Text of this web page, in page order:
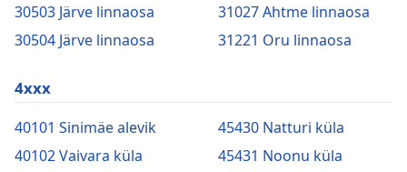
30503 Järve linnaosa
30504 Järve linnaosa
31027 Ahtme linnaosa
31221 Oru linnaosa
4xxx
40101 Sinimäe alevik
40102 Vaivara küla
45430 Natturi küla
45431 Noonu küla